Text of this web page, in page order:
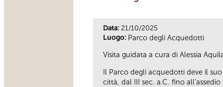
Data: 21/10/2025
Luogo: Parco degli Acquedotti
Visita guidata a cura di Alessia
Il Parco degli acquedotti deve il
città, dal III sec. a.C. fino